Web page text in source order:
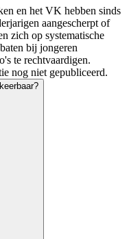
en het VK hebben sinds
aangescherpt of
zich op systematische
bij jongeren
te rechtvaardigen.
nog niet gepubliceerd.